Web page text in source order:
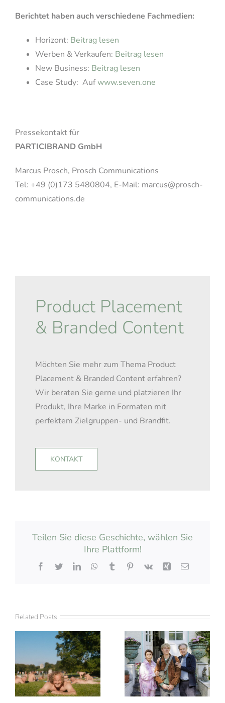
Berichtet haben auch verschiedene Fachmedien:
Horizont: Beitrag lesen
Werben & Verkaufen: Beitrag lesen
New Business: Beitrag lesen
Case Study: Aufwww.seven.one
Pressekontakt für
PARTICIBRAND GmbH
Marcus Prosch, Prosch Communications
Tel: +49 (0)173 5480804, E-Mail: marcus@prosch-
communications.de
Product Placement
& Branded Content
Möchten Sie mehr zum Thema Product
Placement & Branded Content erfahren?
Wir beraten Sie gerne und platzieren Ihr
Produkt, Ihre Marke in Formaten mit
perfektem Zielgruppen- und Brandfit.
KONTAKT
Teilen Sie diese Geschichte, wählen Sie
Ihre Plattform!
Facebook
TwitterLinkedInWhatsApp
TumblrPinterest
Vk Xing Email
Related Posts